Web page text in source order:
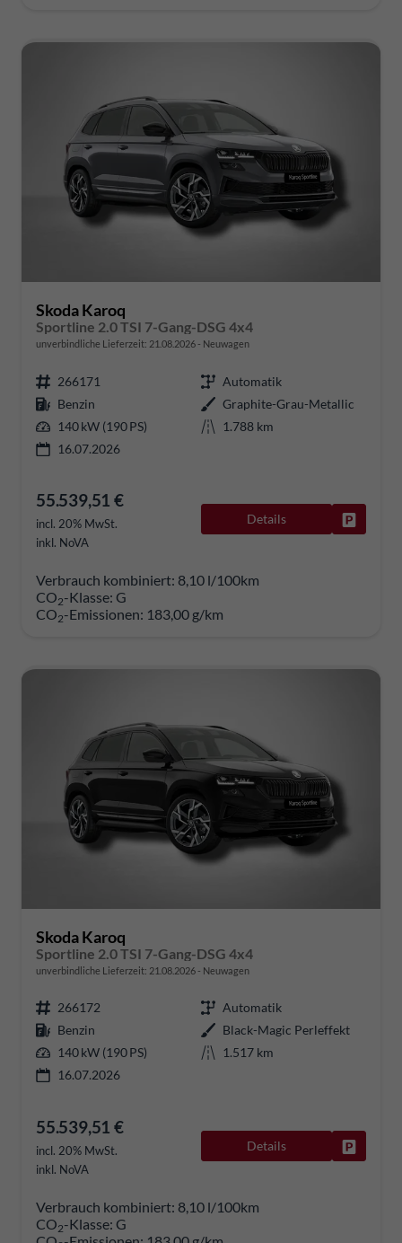
Skoda Karoq
Sportline 2.0 TSI 7-Gang-DSG 4x4
unverbindliche Lieferzeit: 21.08.2026 Neuwagen
266171
Automatik
Benzin
Graphite-Grau-Metallic
140 kW (190 PS)
1.788 km
16.07.2026
55.539,51 €
incl. 20% MwSt.
inkl. NoVA
Details
Verbrauch kombiniert: 8,10 l/100km
CO2-Klasse: G
CO2-Emissionen: 183,00 g/km
Skoda Karoq
Sportline 2.0 TSI 7-Gang-DSG 4x4
unverbindliche Lieferzeit: 21.08.2026 Neuwagen
266172
Automatik
Benzin
Black-Magic Perleffekt
140 kW (190 PS)
1.517 km
16.07.2026
55.539,51 €
incl. 20% MwSt.
inkl. NoVA
Details
Verbrauch kombiniert: 8,10 l/100km
CO2-Klasse: G